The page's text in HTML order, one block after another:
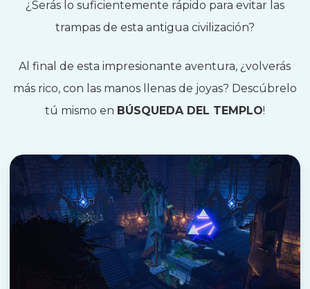
¿Serás lo suficientemente rápido para evitar las
trampas de esta antigua civilización?
Al final de esta impresionante aventura, ¿volverás
más rico, con las manos llenas de joyas? Descúbrelo
tú mismo en BÚSQUEDA DEL TEMPLO!